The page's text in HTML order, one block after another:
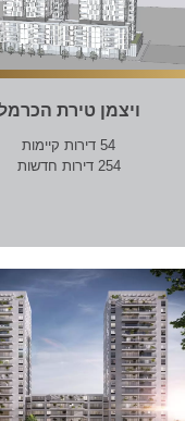
ויצמן טירת הכרמל
54 דירות קיימות
254 דירות חדשות